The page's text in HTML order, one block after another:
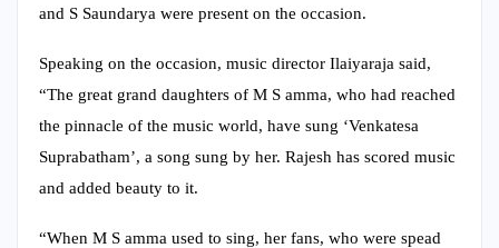
and S Saundarya were present on the occasion.
Speaking on the occasion, music director Ilaiyaraja said,
“The great grand daughters of M S amma, who had reached
the pinnacle of the music world, have sung ‘Venkatesa
Suprabatham’, a song sung by her. Rajesh has scored music
and added beauty to it.
“When M S amma used to sing, her fans, who were spead